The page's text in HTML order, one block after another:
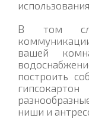
В том
вашей
построить
ниши и